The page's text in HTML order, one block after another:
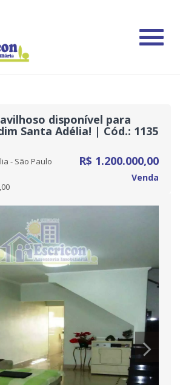
#
disponível para
Santa Adélia! | Cód.: 1135
- São Paulo
R$ 1.200.000,00
Venda